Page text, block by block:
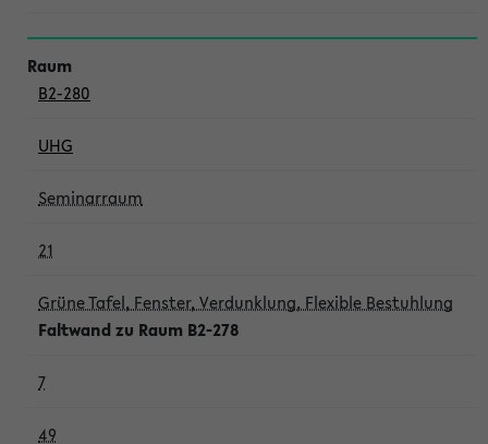
B2-280
UHG
Seminarraum
21
Grüne Tafel, Fenster, Verdunklung, Flexible Bestuhlung
Faltwand zu Raum B2-278
7
49